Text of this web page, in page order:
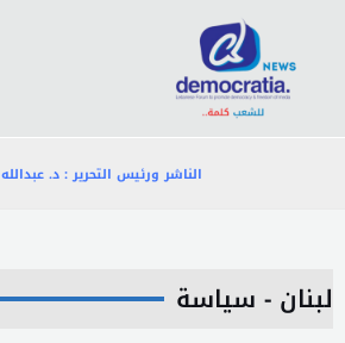
المحتوى
الناشر ورئيس التحرير : د.
لبنان - سياسة